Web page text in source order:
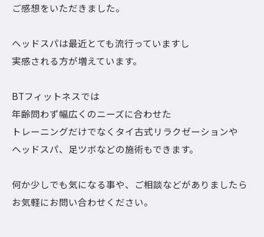
ご感想をいただきました。
ヘッドスパは最近とても流行っていますし
実感される方が増えています。
BTフィットネスでは
年齢問わず幅広くのニーズに合わせた
トレーニングだけでなくタイ古式リラクゼーションや
ヘッドスパ、足ツボなどの施術もできます。
何か少しでも気になる事や、ご相談などがありましたら
お気軽にお問い合わせください。